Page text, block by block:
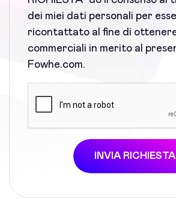
dei miei dati personali per
ricontattato al fine di
commerciali in merito al
Fowhe.com.
INVIA RICHIESTA